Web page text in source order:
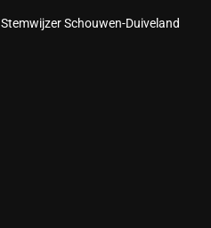
Stemwijzer Schouwen-Duiveland